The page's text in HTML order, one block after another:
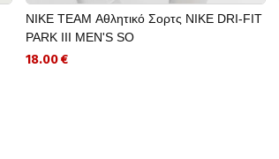
NIKE TEAM Αθλητικό Σορτς NIKE DRI-FIT
PARK III MEN'S SO
18.00 €